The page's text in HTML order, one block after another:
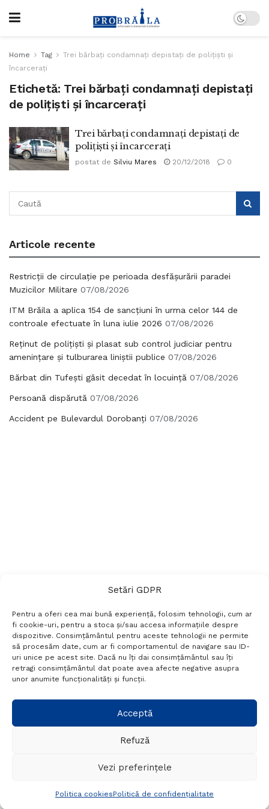
Setări GDPR
Pentru a oferi cea mai bună experiență, folosim tehnologii, cum ar
fi cookie-uri, pentru a stoca și/sau accesa informațiile despre
dispozitive. Consimțământul pentru aceste tehnologii ne permite
să procesăm date, cum ar fi comportamentul de navigare sau ID-
uri unice pe acest site. Dacă nu îți dai consimțământul sau îți
retragi consimțământul dat poate avea afecte negative asupra
unor anumite funcționalități și funcții.
Acceptă
Refuză
Vezi preferințele
Politica cookiesPolitică de confidențialitate
Home Tag
Trei bărbați condamnați depistați de polițiști și
încarcerați
Etichetă: Trei bărbați condamnați depistați
de polițiști și încarcerați
Trei bărbați condamnați depistați de
polițiști și încarcerați
postat de Silviu Mares 20/12/2018 0
Articole recente
Restricții de circulație pe perioada desfășurării paradei
Muzicilor Militare 07/08/2026
ITM Brăila a aplica 154 de sancțiuni în urma celor 144 de
controale efectuate în luna iulie 2026 07/08/2026
Reținut de polițiști și plasat sub control judiciar pentru
amenințare și tulburarea liniștii publice 07/08/2026
Bărbat din Tufești găsit decedat în locuință 07/08/2026
Persoană dispărută 07/08/2026
Accident pe Bulevardul Dorobanți 07/08/2026
Termeni si conditii
Politică de confidențialitate
Politica cookies
Setări GDPR
+40 788 760 194